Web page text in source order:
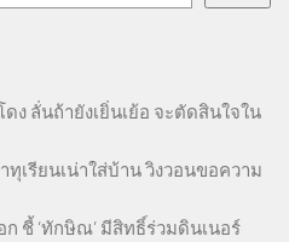
ง ลั่นถ้ายังเยิ่นเย้อ จะตัดสินใจใน
เรียนเน่าใส่บ้าน วิงวอนขอความ
ก ชี้ ‘ทักษิณ’ มีสิทธิ์ร่วมดินเนอร์